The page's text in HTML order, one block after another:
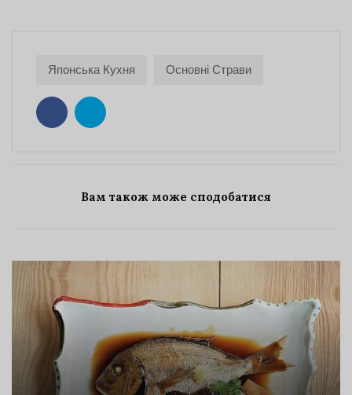
Японська Кухня Основні Страви
Вам також може сподобатися